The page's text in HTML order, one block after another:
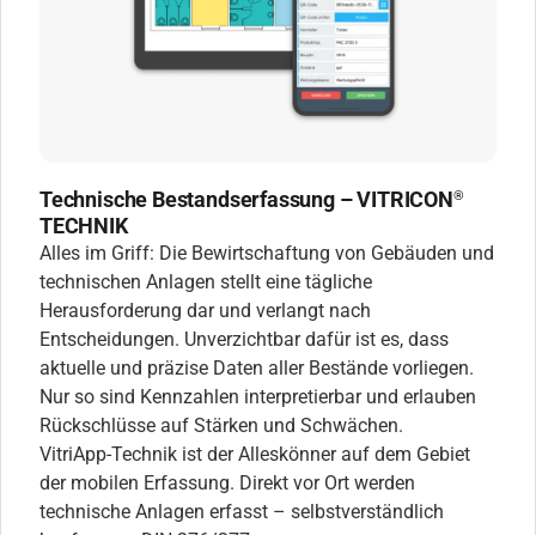
Technische Bestandserfassung – VITRICON®
TECHNIK
Alles im Griff: Die Bewirtschaftung von Gebäuden und
technischen Anlagen stellt eine tägliche
Herausforderung dar und verlangt nach
Entscheidungen. Unverzichtbar dafür ist es, dass
aktuelle und präzise Daten aller Bestände vorliegen.
Nur so sind Kennzahlen interpretierbar und erlauben
Rückschlüsse auf Stärken und Schwächen.
VitriApp-Technik ist der Alleskönner auf dem Gebiet
der mobilen Erfassung. Direkt vor Ort werden
technische Anlagen erfasst – selbstverständlich